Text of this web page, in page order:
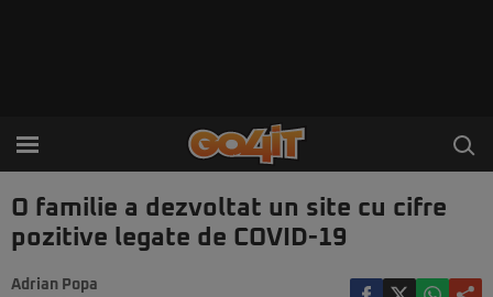
O familie a dezvoltat un site cu cifre
pozitive legate de COVID-19
Adrian Popa